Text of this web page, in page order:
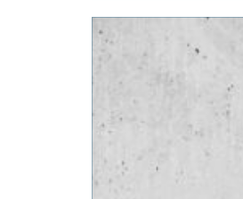
med tät bebyggelse,
krävs genomtänkt
trädvård för att både
människor och träd ska
må bra. Många
fastighetsägare, bos...